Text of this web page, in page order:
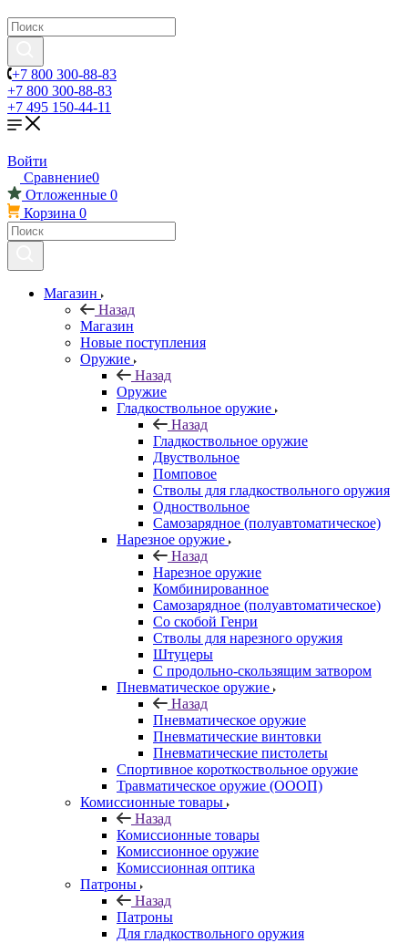
+7 800 300-88-83
+7 800 300-88-83
+7 495 150-44-11
Войти
Сравнение0
Отложенные 0
Корзина 0
Магазин
Назад
Магазин
Новые поступления
Оружие
Назад
Оружие
Гладкоствольное оружие
Назад
Гладкоствольное оружие
Двуствольное
Помповое
Стволы для гладкоствольного оружия
Одноствольное
Самозарядное (полуавтоматическое)
Нарезное оружие
Назад
Нарезное оружие
Комбинированное
Самозарядное (полуавтоматическое)
Со скобой Генри
Стволы для нарезного оружия
Штуцеры
С продольно-скользящим затвором
Пневматическое оружие
Назад
Пневматическое оружие
Пневматические винтовки
Пневматические пистолеты
Спортивное короткоствольное оружие
Травматическое оружие (ОООП)
Комиссионные товары
Назад
Комиссионные товары
Комиссионное оружие
Комиссионная оптика
Патроны
Назад
Патроны
Для гладкоствольного оружия